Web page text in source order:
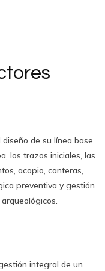
de su línea base
los trazos iniciales, las
acopio, canteras,
preventiva y gestión
integral de un